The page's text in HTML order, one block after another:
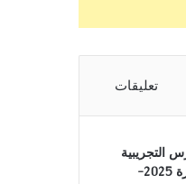
تعليقات
التجريبية
والرسمية المتميزة 2025-